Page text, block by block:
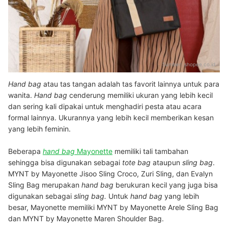
Sumber: shopee.co.id
Hand bag atau tas tangan adalah tas favorit lainnya untuk para
wanita. Hand bag cenderung memiliki ukuran yang lebih kecil
dan sering kali dipakai untuk menghadiri pesta atau acara
formal lainnya. Ukurannya yang lebih kecil memberikan kesan
yang lebih feminin.
Beberapa hand bag Mayonette memiliki tali tambahan
sehingga bisa digunakan sebagai tote bag ataupun sling bag.
MYNT by Mayonette Jisoo Sling Croco, Zuri Sling, dan Evalyn
Sling Bag merupakan hand bag berukuran kecil yang juga bisa
digunakan sebagai sling bag. Untuk hand bag yang lebih
besar, Mayonette memiliki MYNT by Mayonette Arele Sling Bag
dan MYNT by Mayonette Maren Shoulder Bag.